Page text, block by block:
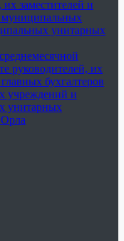
их заместителей и
муниципальных
унитарных
руководителей, их
бухгалтеров
учреждений и
унитарных